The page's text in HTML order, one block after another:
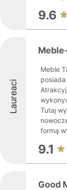
9.6
Laureaci
Meble
Tutaj
formą
9.1
Good